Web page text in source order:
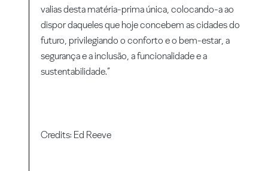
valias desta matéria-prima única, colocando-a ao
dispor daqueles que hoje concebem as cidades do
futuro, privilegiando o conforto e o bem-estar, a
segurança e a inclusão, a funcionalidade e a
sustentabilidade.”
Credits: Ed Reeve